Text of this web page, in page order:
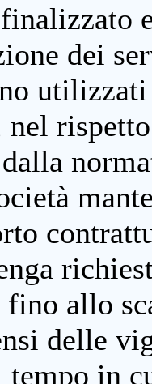
dei
nel
fino allo
delle
in